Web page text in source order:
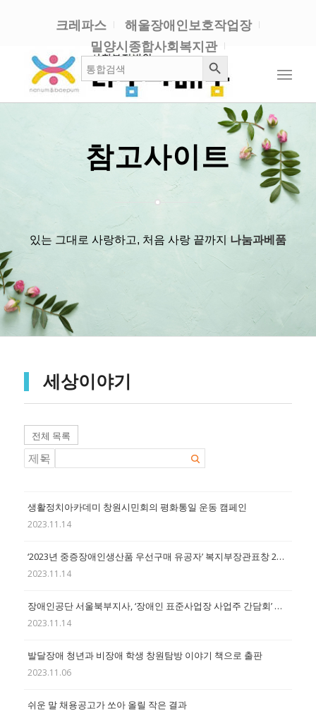
크레파스
해울장애인보호작업장
밀양시종합사회복지관
검 검색 버튼
참고사이트
있는 그대로 사랑하고, 처음 사랑 끝까지 나눔과베품
세상이야기
전체 목록
생활정치아카데미 창원시민회의 평화통일 운동 캠페인
2023.11.14
‘2023년 중증장애인생산품 우선구매 유공자’ 복지부장관표창 21점 수여
2023.11.14
장애인공단 서울북부지사, ‘장애인 표준사업장 사업주 간담회’ 성료
2023.11.14
발달장애 청년과 비장애 학생 창원탐방 이야기 책으로 출판
2023.11.06
쉬운 말 채용공고가 쏘아 올릴 작은 결과